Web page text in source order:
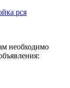
необходимо